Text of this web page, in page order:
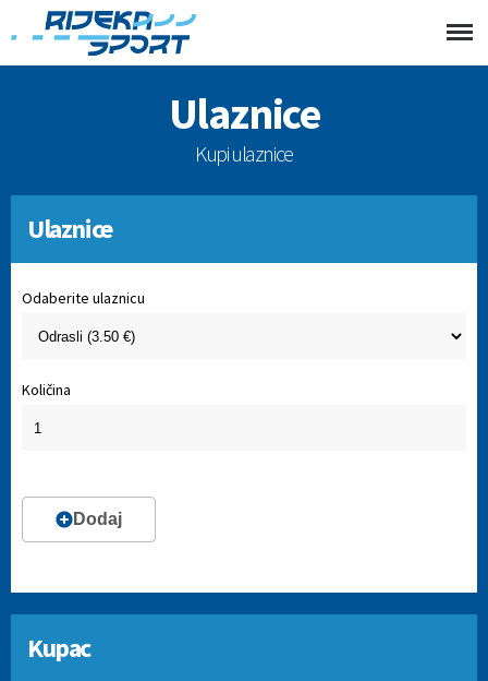
Ulaznice
Kupi ulaznice
Ulaznice
Odaberite ulaznicu
Količina
Dodaj
Kupac